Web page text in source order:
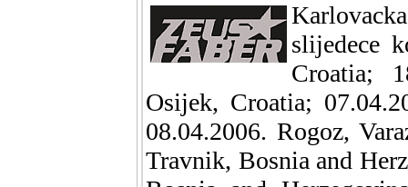
slijedece
Croatia;
Osijek, Croatia;
08.04.2006. Rogoz,
Travnik, Bosnia and